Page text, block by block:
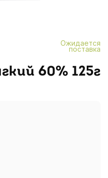
Ожидается
поставка
60% 125г